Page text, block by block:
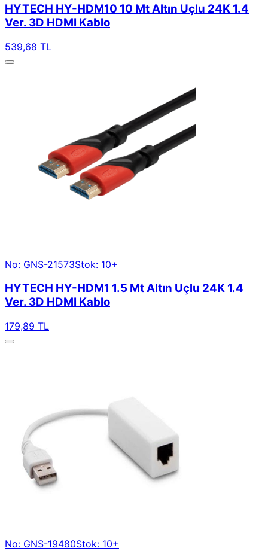
HYTECH HY-HDM10 10 Mt Altın Uçlu 24K 1.4
Ver. 3D HDMI Kablo
539,68 TL
No: GNS-21573Stok: 10+
HYTECH HY-HDM1 1.5 Mt Altın Uçlu 24K 1.4
Ver. 3D HDMI Kablo
179,89 TL
No: GNS-19480Stok: 10+